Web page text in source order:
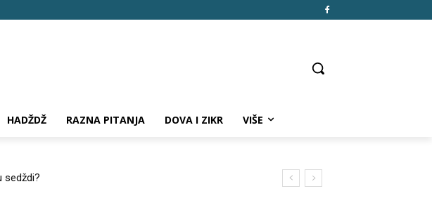
HADŽDŽ RAZNA PITANJA DOVA I ZIKR VIŠE
sedždi?